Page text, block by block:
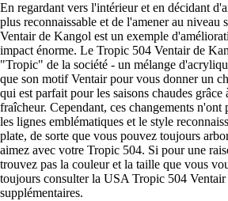
En regardant vers l'intérieur et en décidant
plus reconnaissable et de l'amener au niveau
Ventair de Kangol est un exemple
impact énorme. Le Tropic 504 Ventair de
"Tropic" de la société - un mélange
que son motif Ventair pour vous donner un
qui est parfait pour les saisons chaudes grâce
fraîcheur. Cependant, ces changements n'ont
les lignes emblématiques et le style
plate, de sorte que vous pouvez toujours
aimez avec votre Tropic 504. Si pour une
trouvez pas la couleur et la taille que vous
toujours consulter la USA Tropic 504
supplémentaires.